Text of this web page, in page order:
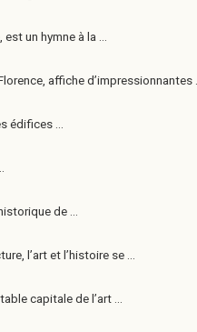
un hymne à la ...
affiche d’impressionnantes ...
édifices ...
de ...
l’art et l’histoire se ...
capitale de l’art ...